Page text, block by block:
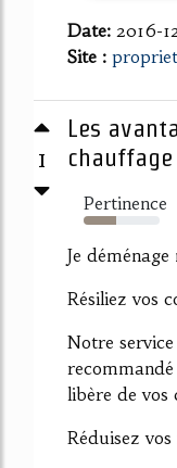
Date: 2016-
Site :
1
Les
Pertinence
43%
Je
Résiliez vos
Notre
libère de vos
Réduisez